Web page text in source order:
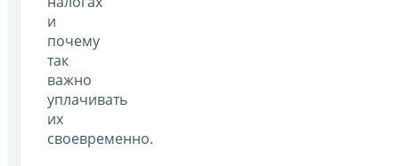
и
почему
так
важно
уплачивать
их
своевременно.